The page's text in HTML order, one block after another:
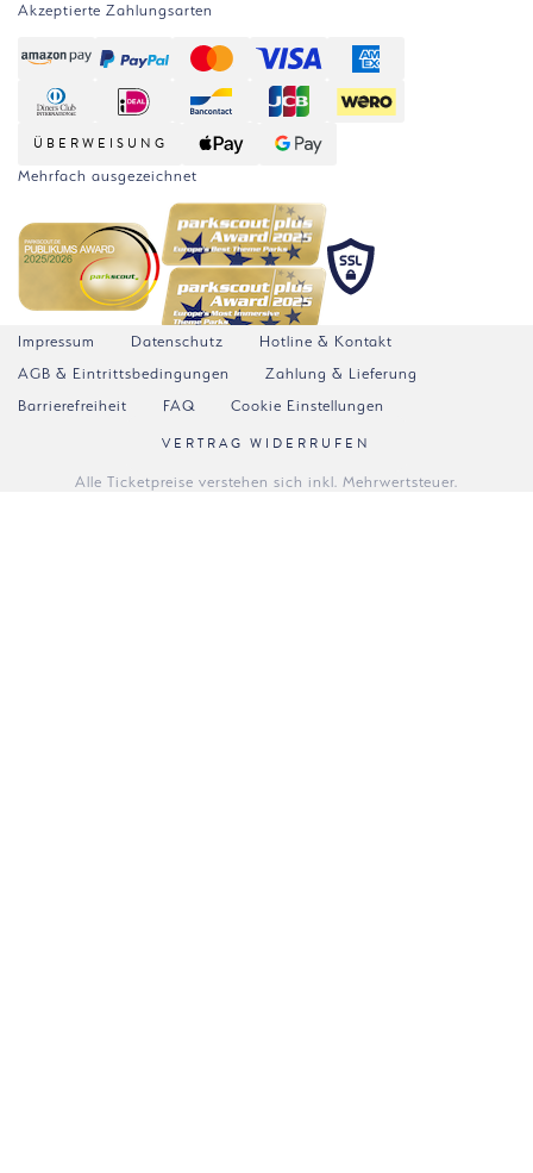
Akzeptierte Zahlungsarten
ÜBERWEISUNG
Mehrfach ausgezeichnet
Impressum Datenschutz
Hotline & Kontakt
AGB & Eintrittsbedingungen
Zahlung & Lieferung
Barrierefreiheit
FAQ Cookie Einstellungen
VERTRAG WIDERRUFEN
Alle Ticketpreise verstehen sich inkl. Mehrwertsteuer.